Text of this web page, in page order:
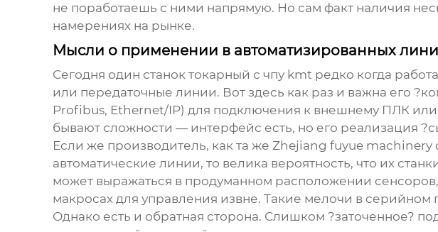
не поработаешь с ними напрямую. Но сам факт наличия
намерениях на рынке.
Мысли о применении в автоматизированных
Сегодня один станок токарный с чпу kmtредко когда
или передаточные линии. Вот здесь как раз и важна его
Profibus, Ethernet/IP) для подключения к внешнему ПЛК
бывают сложности — интерфейс есть, но его реализация
Если же производитель, как та же Zhejiang fuyue machinery
автоматические линии, то велика вероятность, что их
может выражаться в продуманном расположении сенсоров,
макросах для управления извне. Такие мелочи в серийном
Однако есть и обратная сторона. Слишком ?заточенное?